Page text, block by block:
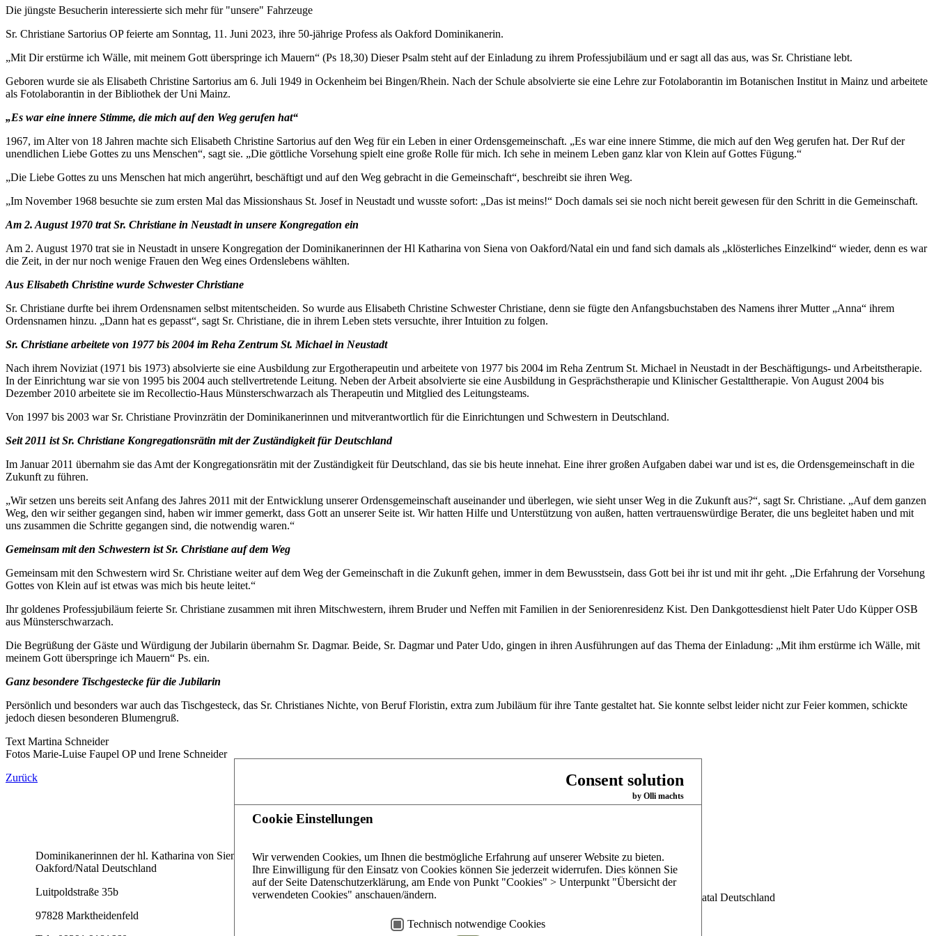
Die jüngste Besucherin interessierte sich mehr für "unsere" Fahrzeuge
Sr. Christiane Sartorius OP feierte am Sonntag, 11. Juni 2023, ihre 50-jährige Profess als Oakford Dominikanerin.
„Mit Dir erstürme ich Wälle, mit meinem Gott überspringe ich Mauern“ (Ps 18,30) Dieser Psalm steht auf der Einladung zu ihrem Professjubiläum und er sagt all das aus, was Sr. Christiane lebt.
Geboren wurde sie als Elisabeth Christine Sartorius am 6. Juli 1949 in Ockenheim bei Bingen/Rhein. Nach der Schule absolvierte sie eine Lehre zur Fotolaborantin im Botanischen Institut in Mainz und arbeitete
als Fotolaborantin in der Bibliothek der Uni Mainz.
„Es war eine innere Stimme, die mich auf den Weg gerufen hat“
1967, im Alter von 18 Jahren machte sich Elisabeth Christine Sartorius auf den Weg für ein Leben in einer Ordensgemeinschaft. „Es war eine innere Stimme, die mich auf den Weg gerufen hat. Der Ruf der
unendlichen Liebe Gottes zu uns Menschen“, sagt sie. „Die göttliche Vorsehung spielt eine große Rolle für mich. Ich sehe in meinem Leben ganz klar von Klein auf Gottes Fügung.“
„Die Liebe Gottes zu uns Menschen hat mich angerührt, beschäftigt und auf den Weg gebracht in die Gemeinschaft“, beschreibt sie ihren Weg.
„Im November 1968 besuchte sie zum ersten Mal das Missionshaus St. Josef in Neustadt und wusste sofort: „Das ist meins!“ Doch damals sei sie noch nicht bereit gewesen für den Schritt in die Gemeinschaft.
Am 2. August 1970 trat Sr. Christiane in Neustadt in unsere Kongregation ein
Am 2. August 1970 trat sie in Neustadt in unsere Kongregation der Dominikanerinnen der Hl Katharina von Siena von Oakford/Natal ein und fand sich damals als „klösterliches Einzelkind“ wieder, denn es war
die Zeit, in der nur noch wenige Frauen den Weg eines Ordenslebens wählten.
Aus Elisabeth Christine wurde Schwester Christiane
Sr. Christiane durfte bei ihrem Ordensnamen selbst mitentscheiden. So wurde aus Elisabeth Christine Schwester Christiane, denn sie fügte den Anfangsbuchstaben des Namens ihrer Mutter „Anna“ ihrem
Ordensnamen hinzu. „Dann hat es gepasst“, sagt Sr. Christiane, die in ihrem Leben stets versuchte, ihrer Intuition zu folgen.
Sr. Christiane arbeitete von 1977 bis 2004 im Reha Zentrum St. Michael in Neustadt
Nach ihrem Noviziat (1971 bis 1973) absolvierte sie eine Ausbildung zur Ergotherapeutin und arbeitete von 1977 bis 2004 im Reha Zentrum St. Michael in Neustadt in der Beschäftigungs- und Arbeitstherapie.
In der Einrichtung war sie von 1995 bis 2004 auch stellvertretende Leitung. Neben der Arbeit absolvierte sie eine Ausbildung in Gesprächstherapie und Klinischer Gestalttherapie. Von August 2004 bis
Dezember 2010 arbeitete sie im Recollectio-Haus Münsterschwarzach als Therapeutin und Mitglied des Leitungsteams.
Von 1997 bis 2003 war Sr. Christiane Provinzrätin der Dominikanerinnen und mitverantwortlich für die Einrichtungen und Schwestern in Deutschland.
Seit 2011 ist Sr. Christiane Kongregationsrätin mit der Zuständigkeit für Deutschland
Im Januar 2011 übernahm sie das Amt der Kongregationsrätin mit der Zuständigkeit für Deutschland, das sie bis heute innehat. Eine ihrer großen Aufgaben dabei war und ist es, die Ordensgemeinschaft in die
Zukunft zu führen.
„Wir setzen uns bereits seit Anfang des Jahres 2011 mit der Entwicklung unserer Ordensgemeinschaft auseinander und überlegen, wie sieht unser Weg in die Zukunft aus?“, sagt Sr. Christiane. „Auf dem ganzen
Weg, den wir seither gegangen sind, haben wir immer gemerkt, dass Gott an unserer Seite ist. Wir hatten Hilfe und Unterstützung von außen, hatten vertrauenswürdige Berater, die uns begleitet haben und mit
uns zusammen die Schritte gegangen sind, die notwendig waren.“
Gemeinsam mit den Schwestern ist Sr. Christiane auf dem Weg
Gemeinsam mit den Schwestern wird Sr. Christiane weiter auf dem Weg der Gemeinschaft in die Zukunft gehen, immer in dem Bewusstsein, dass Gott bei ihr ist und mit ihr geht. „Die Erfahrung der Vorsehung
Gottes von Klein auf ist etwas was mich bis heute leitet.“
Ihr goldenes Professjubiläum feierte Sr. Christiane zusammen mit ihren Mitschwestern, ihrem Bruder und Neffen mit Familien in der Seniorenresidenz Kist. Den Dankgottesdienst hielt Pater Udo Küpper OSB
aus Münsterschwarzach.
Die Begrüßung der Gäste und Würdigung der Jubilarin übernahm Sr. Dagmar. Beide, Sr. Dagmar und Pater Udo, gingen in ihren Ausführungen auf das Thema der Einladung: „Mit ihm erstürme ich Wälle, mit
meinem Gott überspringe ich Mauern“ Ps. ein.
Ganz besondere Tischgestecke für die Jubilarin
Persönlich und besonders war auch das Tischgesteck, das Sr. Christianes Nichte, von Beruf Floristin, extra zum Jubiläum für ihre Tante gestaltet hat. Sie konnte selbst leider nicht zur Feier kommen, schickte
jedoch diesen besonderen Blumengruß.
Text Martina Schneider
Fotos Marie-Luise Faupel OP und Irene Schneider
Zurück
Dominikanerinnen der hl. Katharina von Siena,
Oakford/Natal Deutschland
Luitpoldstraße 35b
97828 Marktheidenfeld
Startseite
Kontaktformular
Ihr Weg zu uns
Copyright © 2026 by Dominikanerinnen der hl. Katharina von Siena, Oakford/Natal Deutschland
Consent solution
by Olli machts
Cookie Einstellungen
Wir verwenden Cookies, um Ihnen die bestmögliche Erfahrung auf unserer Website zu bieten.
Ihre Einwilligung für den Einsatz von Cookies können Sie jederzeit widerrufen. Dies können Sie
auf der Seite Datenschutzerklärung, am Ende von Punkt "Cookies" > Unterpunkt "Übersicht der
verwendeten Cookies" anschauen/ändern.
Technisch notwendige Cookies